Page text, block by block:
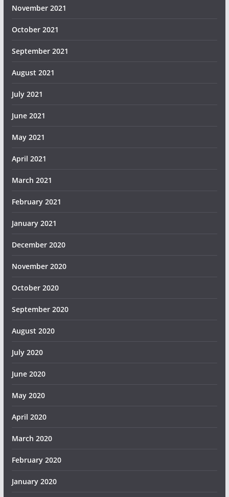
November 2021
October 2021
September 2021
August 2021
July 2021
June 2021
May 2021
April 2021
March 2021
February 2021
January 2021
December 2020
November 2020
October 2020
September 2020
August 2020
July 2020
June 2020
May 2020
April 2020
March 2020
February 2020
January 2020